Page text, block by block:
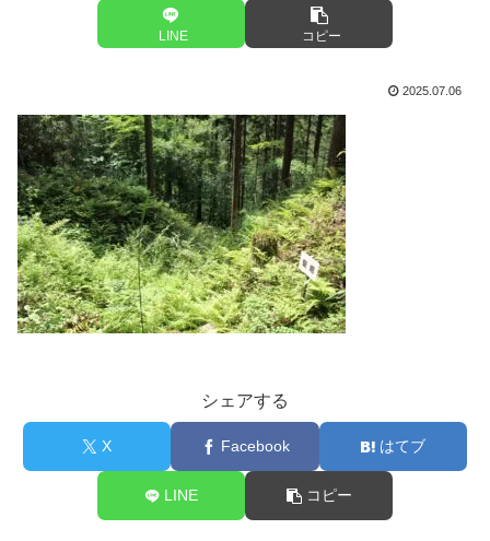
LINE コピー
2025.07.06
シェアする
X Facebook はてブ
LINE コピー